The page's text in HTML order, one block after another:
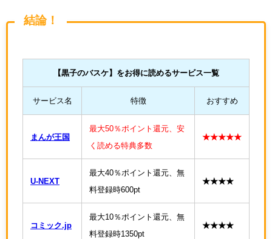
結論！
【黒子のバスケ】をお得に読めるサービス一覧
サービス名 特徴 おすすめ
まんが王国
最大50％ポイント還元、安
く読める特典多数
★★★★★
U-NEXT
最大40％ポイント還元、無
料登録時600pt
★★★★
コミック.jp
最大10％ポイント還元、無
料登録時1350pt
★★★★